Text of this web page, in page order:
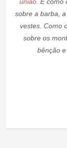
sobre a barba,
vestes. Como
sobre os
bênção